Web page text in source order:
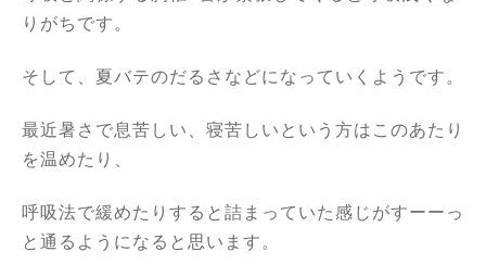
りがちです。
そして、夏バテのだるさなどになっていくようです。
最近暑さで息苦しい、寝苦しいという方はこのあたり
を温めたり、
呼吸法で緩めたりすると詰まっていた感じがすーーっ
と通るようになると思います。